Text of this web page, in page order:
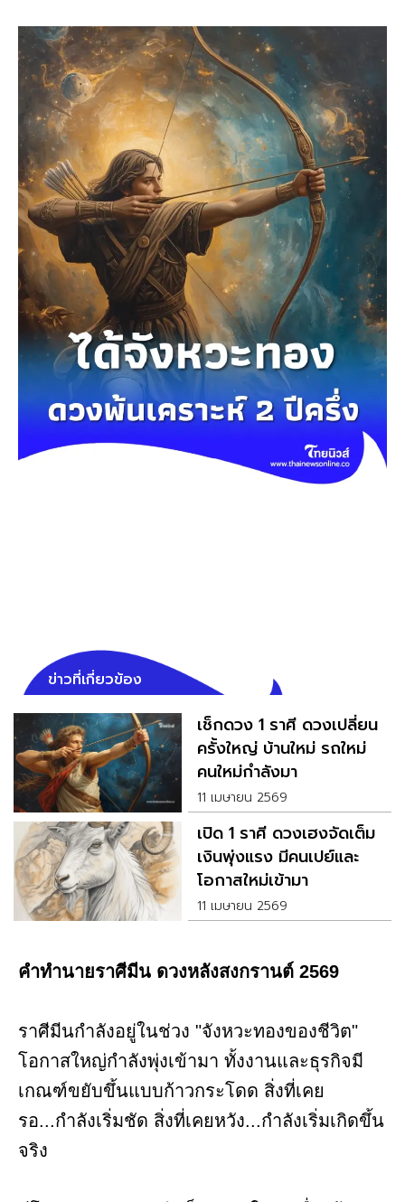
ข่าวที่เกี่ยวข้อง
เช็กดวง 1 ราศี ดวงเปลี่ยน
ครั้งใหญ่ บ้านใหม่ รถใหม่
คนใหม่กำลังมา
11 เมษายน 2569
เปิด 1 ราศี ดวงเฮงจัดเต็ม
เงินพุ่งแรง มีคนเปย์และ
โอกาสใหม่เข้ามา
11 เมษายน 2569
คำทำนายราศีมีน ดวงหลังสงกรานต์ 2569
ราศีมีนกำลังอยู่ในช่วง "จังหวะทองของชีวิต"
โอกาสใหญ่กำลังพุ่งเข้ามา ทั้งงานและธุรกิจมี
เกณฑ์ขยับขึ้นแบบก้าวกระโดด สิ่งที่เคย
รอ...กำลังเริ่มชัด สิ่งที่เคยหวัง...กำลังเริ่มเกิดขึ้น
จริง